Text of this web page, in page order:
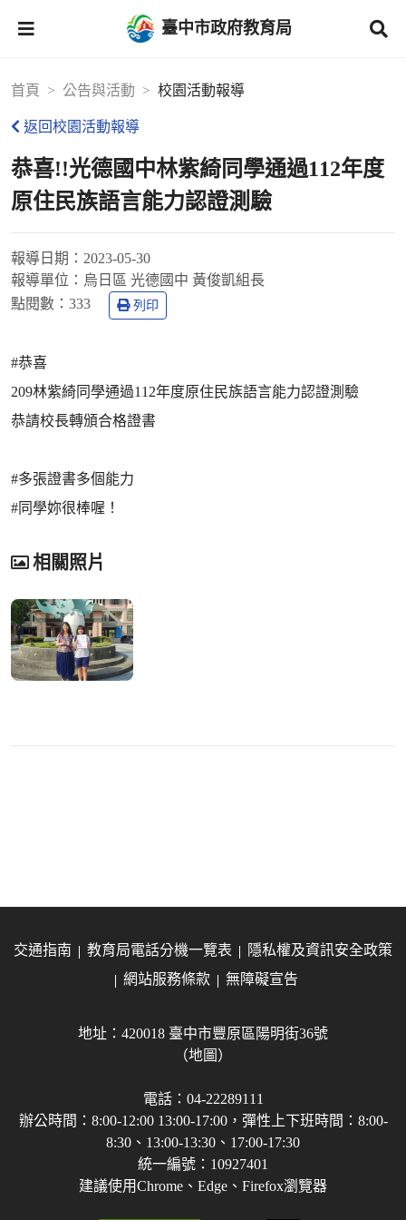
臺中市政府教育局
首頁 公告與活動 校園活動報導
返回校園活動報導
恭喜!!光德國中林紫綺同學通過112年度
原住民族語言能力認證測驗
報導日期： 2023-05-30
報導單位： 烏日區 光德國中 黃俊凱組長
點閱數： 333 列印
#恭喜
209林紫綺同學通過112年度原住民族語言能力認證測驗
恭請校長轉頒合格證書
#多張證書多個能力
#同學妳很棒喔！
相關照片
交通指南 教育局電話分機一覽表
隱私權及資訊安全政策
網站服務條款
無障礙宣告
地址：420018 臺中市豐原區陽明街36號
（地圖）
電話：04-22289111
辦公時間：8:00-12:00 13:00-17:00，彈性上下班時間：8:00-
8:30、13:00-13:30、17:00-17:30
統一編號：10927401
建議使用Chrome、Edge、Firefox瀏覽器